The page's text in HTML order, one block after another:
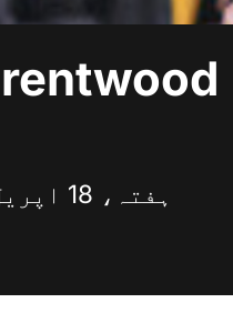
ہفتہ، 18 اپریل، 2026 15:00